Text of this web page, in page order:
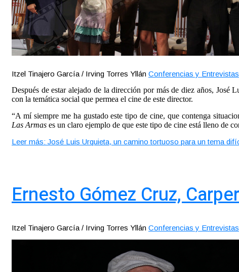
Itzel Tinajero García / Irving Torres Yllán Conferencias y Entrevistas
Después de estar alejado de la dirección por más de diez años, José
con la temática social que permea el cine de este director.
“A mí siempre me ha gustado este tipo de cine, que contenga
Las Armas es un claro ejemplo de que este tipo de cine está lleno de
Leer más: José Luis Urquieta, un camino tortuoso para un tema
Ernesto Gómez Cruz,
Itzel Tinajero García / Irving Torres Yllán Conferencias y Entrevistas